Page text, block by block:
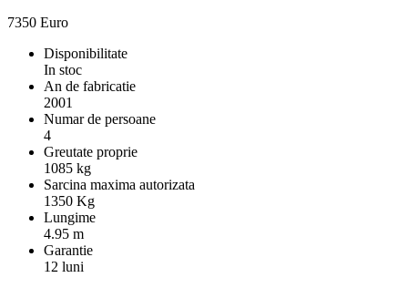
7350 Euro
Disponibilitate
In stoc
An de fabricatie
2001
Numar de persoane
4
Greutate proprie
1085 kg
Sarcina maxima autorizata
1350 Kg
Lungime
4.95 m
Garantie
12 luni